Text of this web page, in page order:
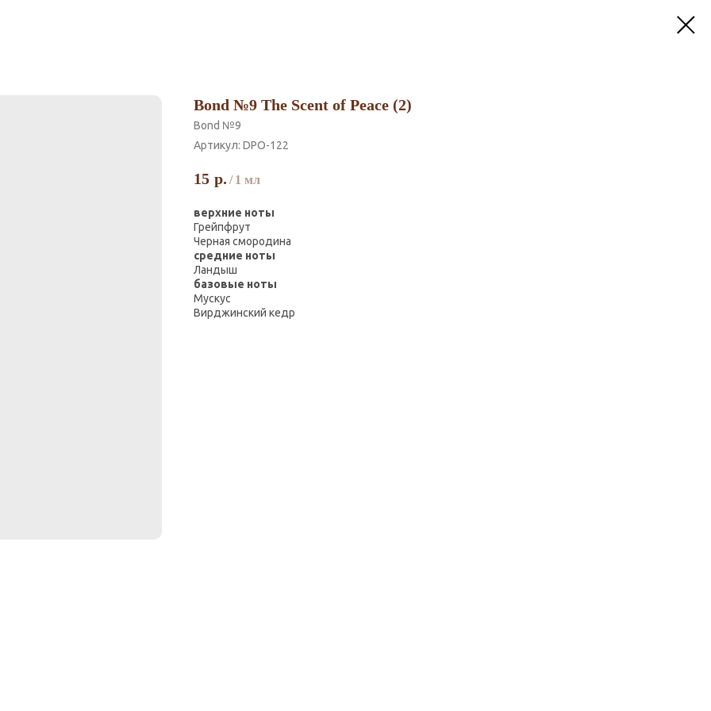
Bond №9 The Scent of Peace (2)
Bond №9
Артикул: DPO-122
15 р. / 1 мл
верхние ноты
Грейпфрут
Черная смородина
средние ноты
Ландыш
базовые ноты
Мускус
Вирджинский кедр